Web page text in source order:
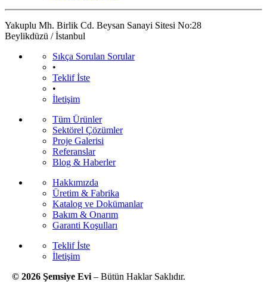
Yakuplu Mh. Birlik Cd. Beysan Sanayi Sitesi No:28
Beylikdüzü / İstanbul
Sıkça Sorulan Sorular
•
Teklif İste
•
İletişim
Tüm Ürünler
Sektörel Çözümler
Proje Galerisi
Referanslar
Blog & Haberler
Hakkımızda
Üretim & Fabrika
Katalog ve Dokümanlar
Bakım & Onarım
Garanti Koşulları
Teklif İste
İletişim
© 2026 Şemsiye Evi – Bütün Haklar Saklıdır.